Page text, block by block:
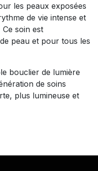
les peaux exposées
de vie intense et
soin est
peau et pour tous les
bouclier de lumière
de soins
plus lumineuse et